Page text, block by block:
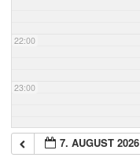
22:00
23:00
7. AUGUST 2026